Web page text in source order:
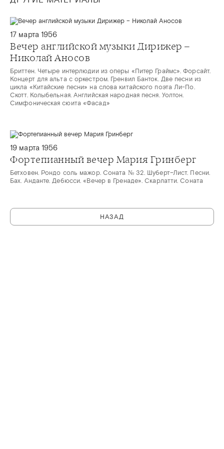
17 марта 1956
Вечер английской музыки Дирижер –
Николай Аносов
Бриттен. Четыре интерлюдии из оперы «Питер Граймс». Форсайт.
Концерт для альта с оркестром. Гренвил Банток. Две песни из
цикла «Китайские песни» на слова китайского поэта Ли-По.
Скотт. Колыбельная. Английская народная песня. Уолтон.
Симфоническая сюита «Фасад»
19 марта 1956
Фортепианный вечер Мария Гринберг
Бетховен. Рондо соль мажор. Соната № 32. Шуберт–Лист. Песни.
Бах. Анданте. Дебюсси. «Вечер в Гренаде». Скарлатти. Соната
НАЗАД